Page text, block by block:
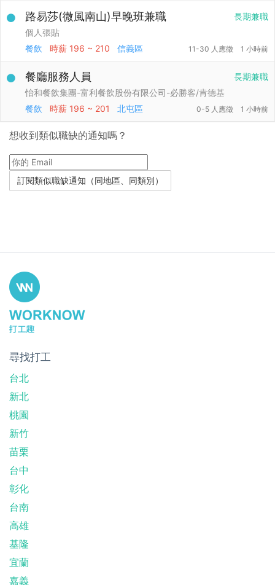
長期兼職
路易莎(微風南山)早晚班兼職
個人張貼
餐飲
時薪 196 ~ 210 信義區 11-30 人應徵 1 小時前
長期兼職
餐廳服務人員
怡和餐飲集團-富利餐飲股份有限公司-必勝客/肯德基
餐飲
時薪 196 ~ 201 北屯區 0-5 人應徵 1 小時前
想收到類似職缺的通知嗎？
尋找打工
台北
新北
桃園
新竹
苗栗
台中
彰化
台南
高雄
基隆
宜蘭
嘉義